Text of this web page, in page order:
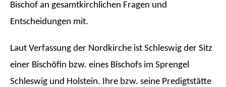
Bischof an gesamtkirchlichen Fragen und
Entscheidungen mit.
Laut Verfassung der Nordkirche ist Schleswig der Sitz
einer Bischöfin bzw. eines Bischofs im Sprengel
Schleswig und Holstein. Ihre bzw. seine Predigtstätte